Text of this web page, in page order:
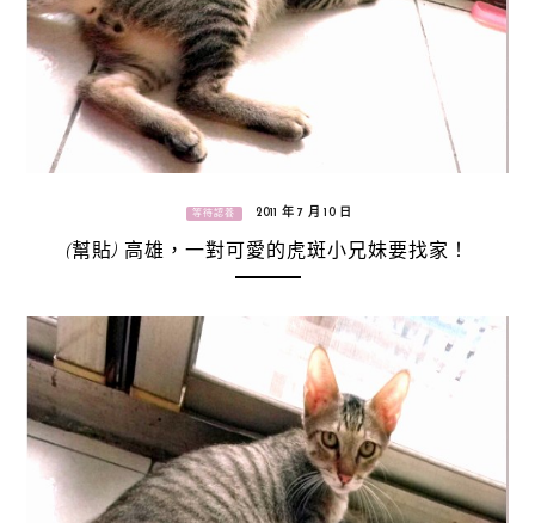
等待認養 2011 年 7 月 10 日
(幫貼) 高雄，一對可愛的虎斑小兄妹要找家！